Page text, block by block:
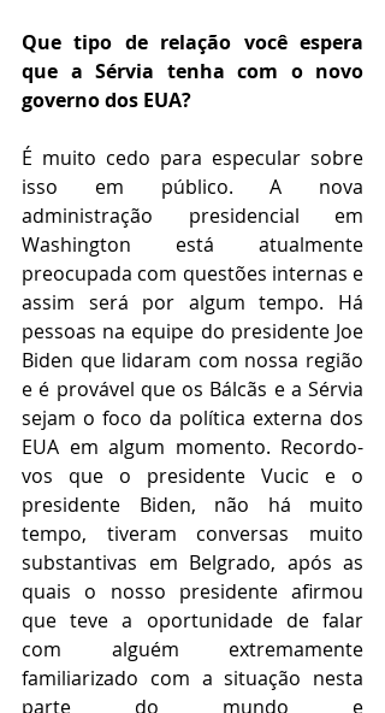
Que tipo de relação você espera
que a Sérvia tenha com o novo
governo dos EUA?
É muito cedo para especular sobre
isso em público. A nova
administração presidencial em
Washington está atualmente
preocupada com questões internas e
assim será por algum tempo. Há
pessoas na equipe do presidente Joe
Biden que lidaram com nossa região
e é provável que os Bálcãs e a Sérvia
sejam o foco da política externa dos
EUA em algum momento. Recordo-
vos que o presidente Vucic e o
presidente Biden, não há muito
tempo, tiveram conversas muito
substantivas em Belgrado, após as
quais o nosso presidente afirmou
que teve a oportunidade de falar
com alguém extremamente
familiarizado com a situação nesta
parte do mundo e